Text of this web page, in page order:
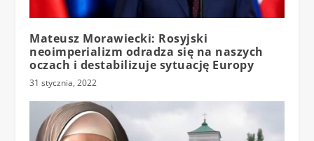
Mateusz Morawiecki: Rosyjski
neoimperializm odradza się na naszych
oczach i destabilizuje sytuację Europy
31 stycznia, 2022